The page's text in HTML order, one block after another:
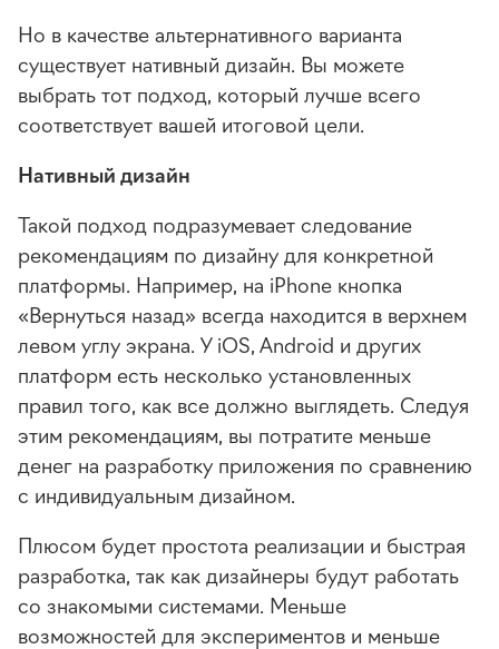
Но в качестве альтернативного варианта
существует нативный дизайн. Вы можете
выбрать тот подход, который лучше всего
соответствует вашей итоговой цели.
Нативный дизайн
Такой подход подразумевает следование
рекомендациям по дизайну для конкретной
платформы. Например, на iPhone кнопка
«Вернуться назад» всегда находится в верхнем
левом углу экрана. У iOS, Android и других
платформ есть несколько установленных
правил того, как все должно выглядеть. Следуя
этим рекомендациям, вы потратите меньше
денег на разработку приложения по сравнению
с индивидуальным дизайном.
Плюсом будет простота реализации и быстрая
разработка, так как дизайнеры будут работать
со знакомыми системами. Меньше
возможностей для экспериментов и меньше